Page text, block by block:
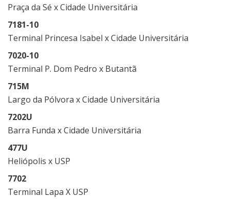
Praça da Sé x Cidade Universitária
7181-10
Terminal Princesa Isabel x Cidade Universitária
7020-10
Terminal P. Dom Pedro x Butantã
715M
Largo da Pólvora x Cidade Universitária
7202U
Barra Funda x Cidade Universitária
477U
Heliópolis x USP
7702
Terminal Lapa X USP